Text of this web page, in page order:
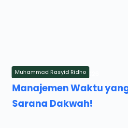
Muhammad Rasyid Ridho
Wednesday, 18 February 2026
Manajemen Waktu
Sarana Dakwah!